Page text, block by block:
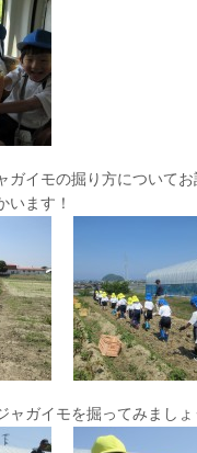
ガイモの掘り方について
います！
ャガイモを掘ってみましょ